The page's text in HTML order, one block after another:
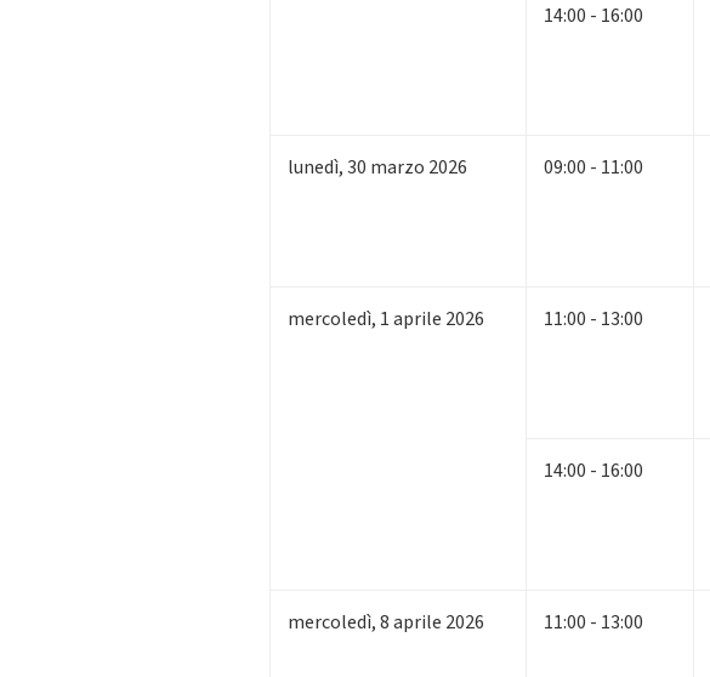
14:00 - 16:00
lunedì,30 marzo 2026 09:00 - 11:00
mercoledì, 1aprile 2026 11:00 - 13:00
14:00 - 16:00
mercoledì,8aprile 2026 11:00 - 13:00